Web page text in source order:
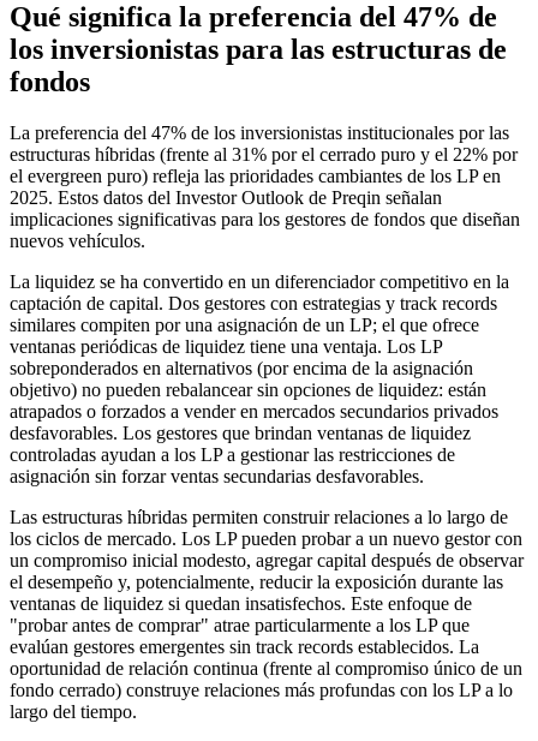
Qué significa la preferencia del 47% de
los inversionistas para las estructuras de
fondos
La preferencia del 47% de los inversionistas institucionales por las
estructuras híbridas (frente al 31% por el cerrado puro y el 22% por
el evergreen puro) refleja las prioridades cambiantes de los LP en
2025. Estos datos del Investor Outlook de Preqin señalan
implicaciones significativas para los gestores de fondos que diseñan
nuevos vehículos.
La liquidez se ha convertido en un diferenciador competitivo en la
captación de capital. Dos gestores con estrategias y track records
similares compiten por una asignación de un LP; el que ofrece
ventanas periódicas de liquidez tiene una ventaja. Los LP
sobreponderados en alternativos (por encima de la asignación
objetivo) no pueden rebalancear sin opciones de liquidez: están
atrapados o forzados a vender en mercados secundarios privados
desfavorables. Los gestores que brindan ventanas de liquidez
controladas ayudan a los LP a gestionar las restricciones de
asignación sin forzar ventas secundarias desfavorables.
Las estructuras híbridas permiten construir relaciones a lo largo de
los ciclos de mercado. Los LP pueden probar a un nuevo gestor con
un compromiso inicial modesto, agregar capital después de observar
el desempeño y, potencialmente, reducir la exposición durante las
ventanas de liquidez si quedan insatisfechos. Este enfoque de
"probar antes de comprar" atrae particularmente a los LP que
evalúan gestores emergentes sin track records establecidos. La
oportunidad de relación continua (frente al compromiso único de un
fondo cerrado) construye relaciones más profundas con los LP a lo
largo del tiempo.